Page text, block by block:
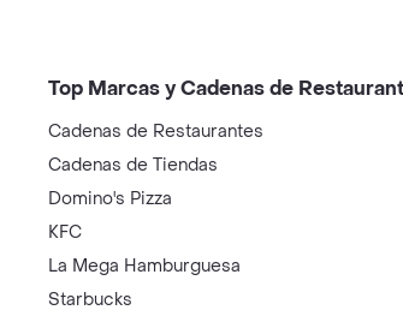
Top Marcas y Cadenas de
Cadenas de Restaurantes
Cadenas de Tiendas
Domino's Pizza
KFC
La Mega Hamburguesa
Starbucks